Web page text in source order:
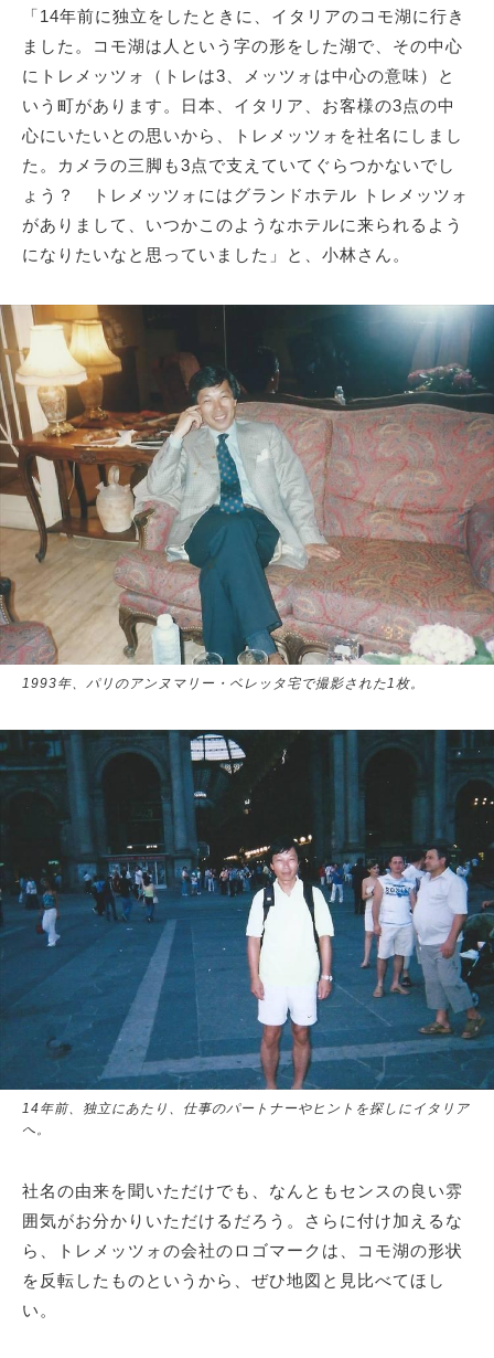
「14年前に独立をしたときに、イタリアのコモ湖に行き
ました。コモ湖は人という字の形をした湖で、その中心
にトレメッツォ（トレは3、メッツォは中心の意味）と
いう町があります。日本、イタリア、お客様の3点の中
心にいたいとの思いから、トレメッツォを社名にしまし
た。カメラの三脚も3点で支えていてぐらつかないでし
ょう？ トレメッツォにはグランドホテル トレメッツォ
がありまして、いつかこのようなホテルに来られるよう
になりたいなと思っていました」と、小林さん。
1993年、パリのアンヌマリー・ベレッタ宅で撮影された1枚。
14年前、独立にあたり、仕事のパートナーやヒントを探しにイタリア
へ。
社名の由来を聞いただけでも、なんともセンスの良い雰
囲気がお分かりいただけるだろう。さらに付け加えるな
ら、トレメッツォの会社のロゴマークは、コモ湖の形状
を反転したものというから、ぜひ地図と見比べてほし
い。